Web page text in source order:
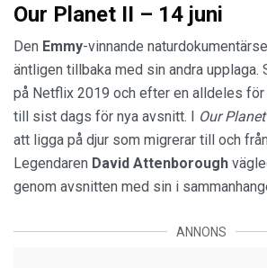
Our Planet II – 14 juni
Den Emmy-vinnande
äntligen tillbaka med sin andra upplaga.
på Netflix 2019 och efter en alldeles för
till sist dags för nya avsnitt. I Our
att ligga på djur som migrerar till och
Legendaren David Attenborough
genom avsnitten med sin i
ANNONS